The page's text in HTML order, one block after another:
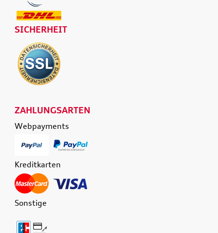
SICHERHEIT
ZAHLUNGSARTEN
Webpayments
Kreditkarten
Sonstige